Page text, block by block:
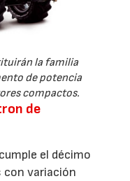
la familia
de potencia
compactos.
de
el décimo
variación